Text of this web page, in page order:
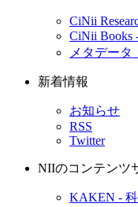
CiNii
CiNii Books
メタデータ
新着情報
お知らせ
RSS
Twitter
NIIのコンテンツ
KAKEN -